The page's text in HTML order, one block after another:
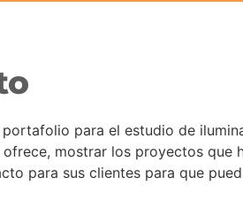
para el estudio de
mostrar los proyectos que
para sus clientes para que